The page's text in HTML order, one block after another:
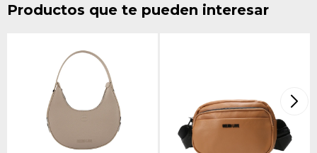
Productos que te pueden interesar